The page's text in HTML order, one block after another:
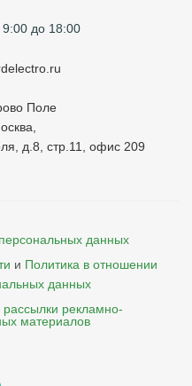
до 18:00
Поле
д.8, стр.11, офис 209
данных
и Политика в отношении
данных
рекламно-
материалов